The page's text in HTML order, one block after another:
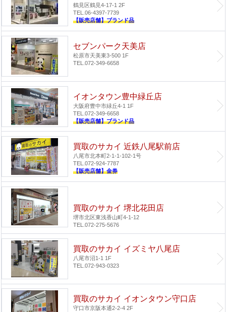
鶴見区鶴見4-17-1 2F
TEL.06-4397-7739
【販売店舗】ブランド品
セブンパーク天美店
松原市天美東3-500 1F
TEL.072-349-6658
イオンタウン豊中緑丘店
大阪府豊中市緑丘4-1 1F
TEL.072-349-6658
【販売店舗】ブランド品
買取のサカイ 近鉄八尾駅前店
八尾市北本町2-1-1-102-1号
TEL.072-924-7787
【販売店舗】金券
買取のサカイ 堺北花田店
堺市北区東浅香山町4-1-12
TEL.072-275-5676
買取のサカイ イズミヤ八尾店
八尾市沼1-1 1F
TEL.072-943-0323
買取のサカイ イオンタウン守口店
守口市京阪本通2-2-4 2F